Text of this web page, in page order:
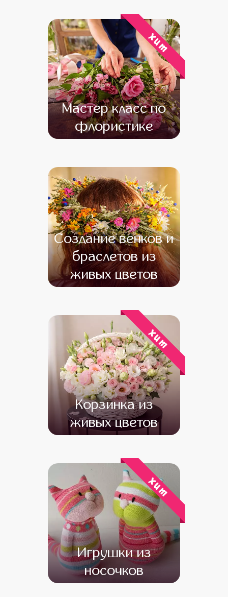
Мастер класс по
флористике
хит
Создание венков и
браслетов из
живых цветов
Корзинка из
живых цветов
хит
Игрушки из
носочков
хит